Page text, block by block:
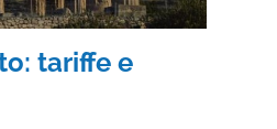
tariffe e